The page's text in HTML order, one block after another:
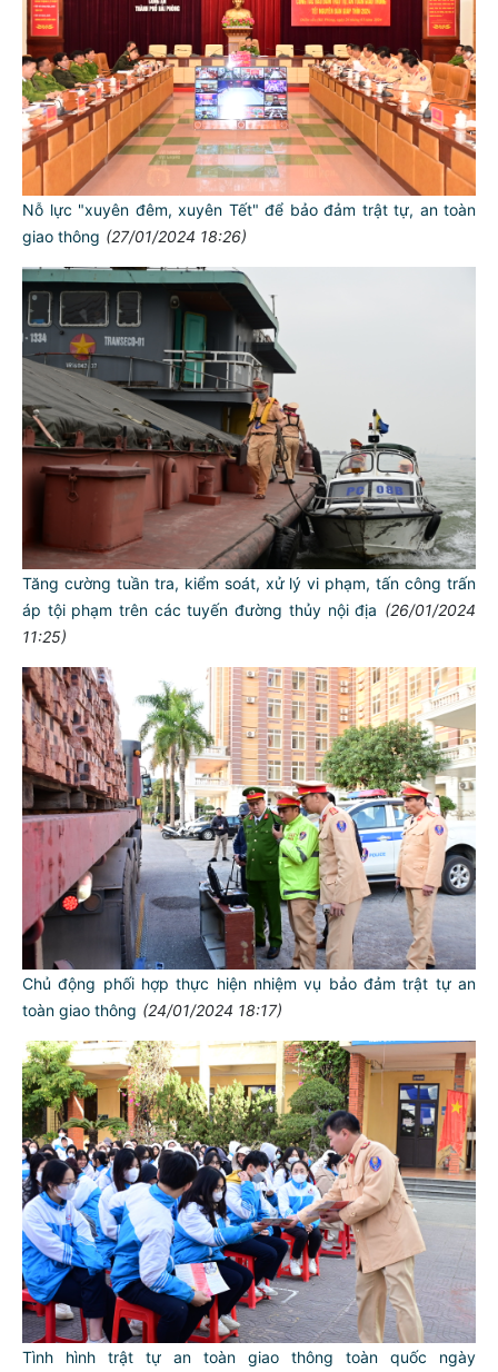
Nỗ lực "xuyên đêm, xuyên Tết" để bảo đảm trật tự, an toàn
giao thông (27/01/2024 18:26)
Tăng cường tuần tra, kiểm soát, xử lý vi phạm, tấn công trấn
áp tội phạm trên các tuyến đường thủy nội địa (26/01/2024
11:25)
Chủ động phối hợp thực hiện nhiệm vụ bảo đảm trật tự an
toàn giao thông (24/01/2024 18:17)
Tình hình trật tự an toàn giao thông toàn quốc ngày